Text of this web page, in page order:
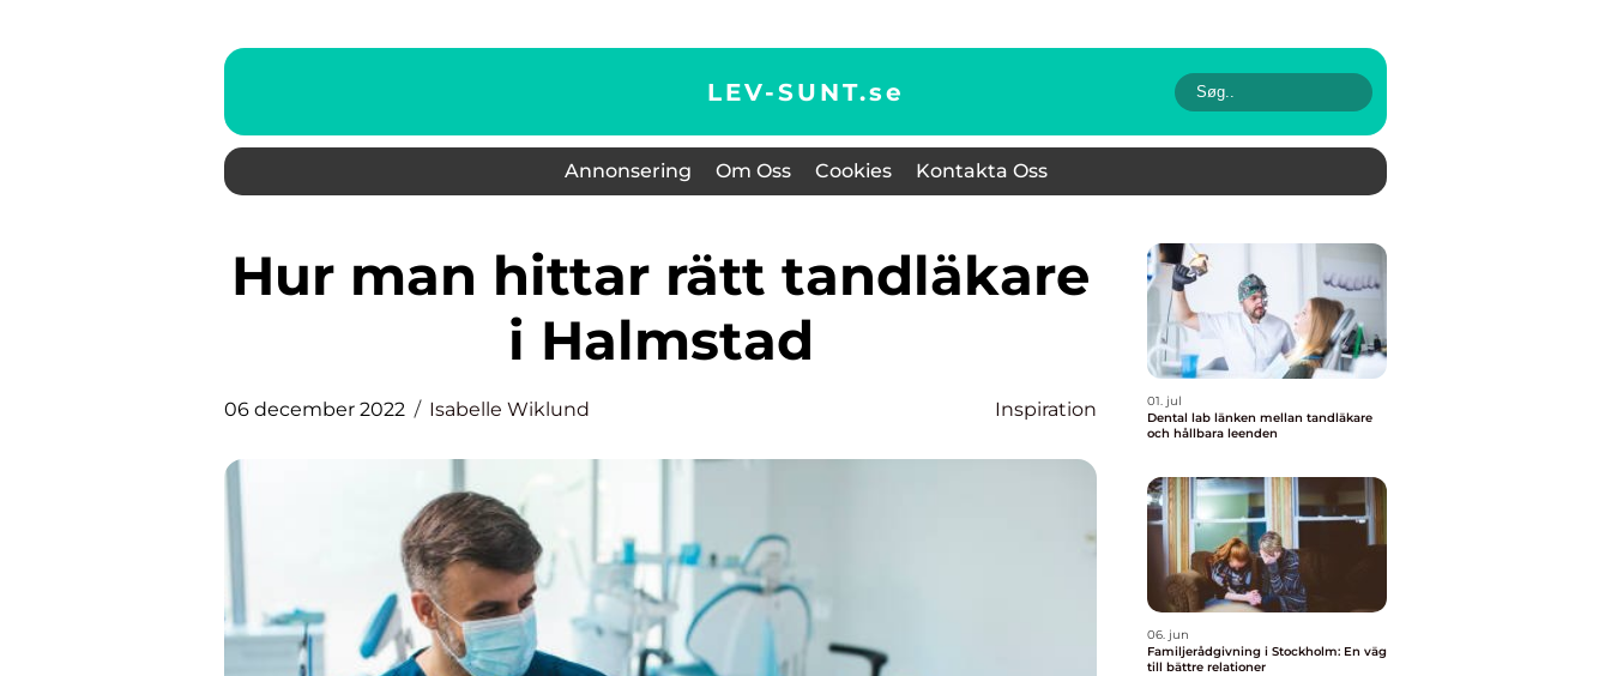
LEV-SUNT.se
Annonsering Om Oss Cookies Kontakta Oss
Hur man hittar rätt tandläkare
i Halmstad
06 december 2022 Isabelle Wiklund Inspiration
01. jul
Dental lab länken mellan tandläkare
och hållbara leenden
06. jun
Familjerådgivning i Stockholm: En väg
till bättre relationer